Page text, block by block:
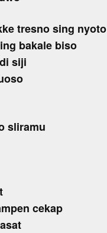
tresno sing nyoto
bakale biso
siji
sliramu
cekap